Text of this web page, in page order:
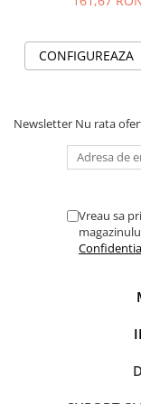
✓Avem peste
sectiunea
Masurile pot
CONFIGUREAZA
Newsletter Nu rata
Vreau sa